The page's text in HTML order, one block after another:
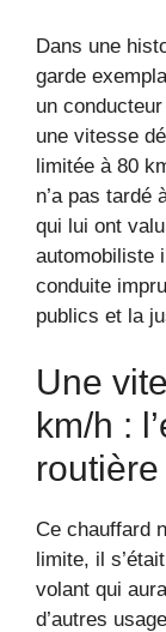
Dans une
garde
un
une vitesse
limitée à 80
n’a pas tardé
qui lui ont
automobiliste
conduite
publics et la
Une
km/h :
routière
Ce chauffard
limite, il
volant qui
d’autres